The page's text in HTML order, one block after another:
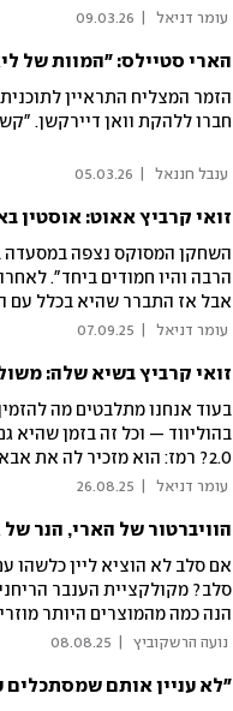
עומר דניאל 09.03.26
הארי סטיילס: "המוות של
חברו ללהקת וואן דיירקשן.
ענבל חננאל 05.03.26
זואי קרביץ אאוט: אוסטין
השחקן המסוקס נצפה במסעדה
הרבה והיו חמודים ביחד".
אבל אז התברר שהיא בכלל עם
עומר דניאל 07.09.25
בעוד אנחנו מתלבטים מה
בהוליווד — וכל זה בזמן
2.0? רמז: הוא מזכיר לה את אבא
עומר דניאל 26.08.25
הוויברטור של הארי, הנר
אם סלב לא הוציא ליין כלשהו
סלב? מקולקציית הענבר
הנה כמה מהמוצרים היותר
נועה הרשקוביץ 08.08.25
"לא עניין אותם